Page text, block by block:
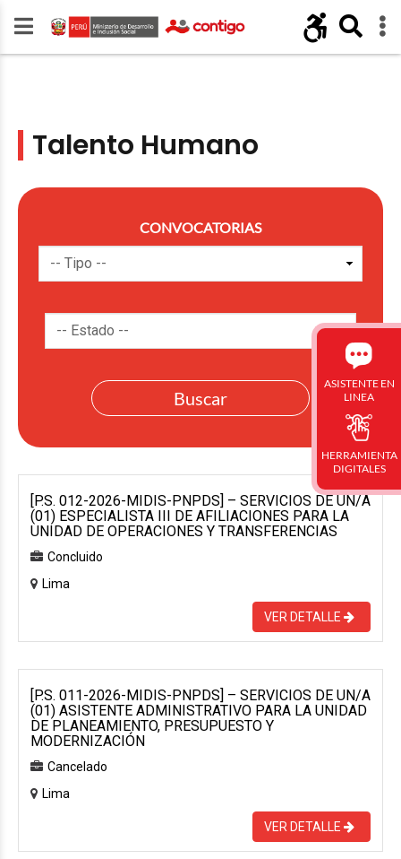
Talento Humano
CONVOCATORIAS
[P.S. 012-2026-MIDIS-PNPDS] – SERVICIOS DE UN/A
(01) ESPECIALISTA III DE AFILIACIONES PARA LA
UNIDAD DE OPERACIONES Y TRANSFERENCIAS
Concluido
Lima
VER DETALLE
[P.S. 011-2026-MIDIS-PNPDS] – SERVICIOS DE UN/A
(01) ASISTENTE ADMINISTRATIVO PARA LA UNIDAD
DE PLANEAMIENTO, PRESUPUESTO Y
MODERNIZACIÓN
Cancelado
Lima
VER DETALLE
ASISTENTE EN
LINEA
HERRAMIENTA
DIGITALES